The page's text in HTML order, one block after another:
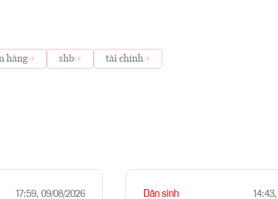
hàng shb tài chính
17:59, 09/08/2026 Dân sinh